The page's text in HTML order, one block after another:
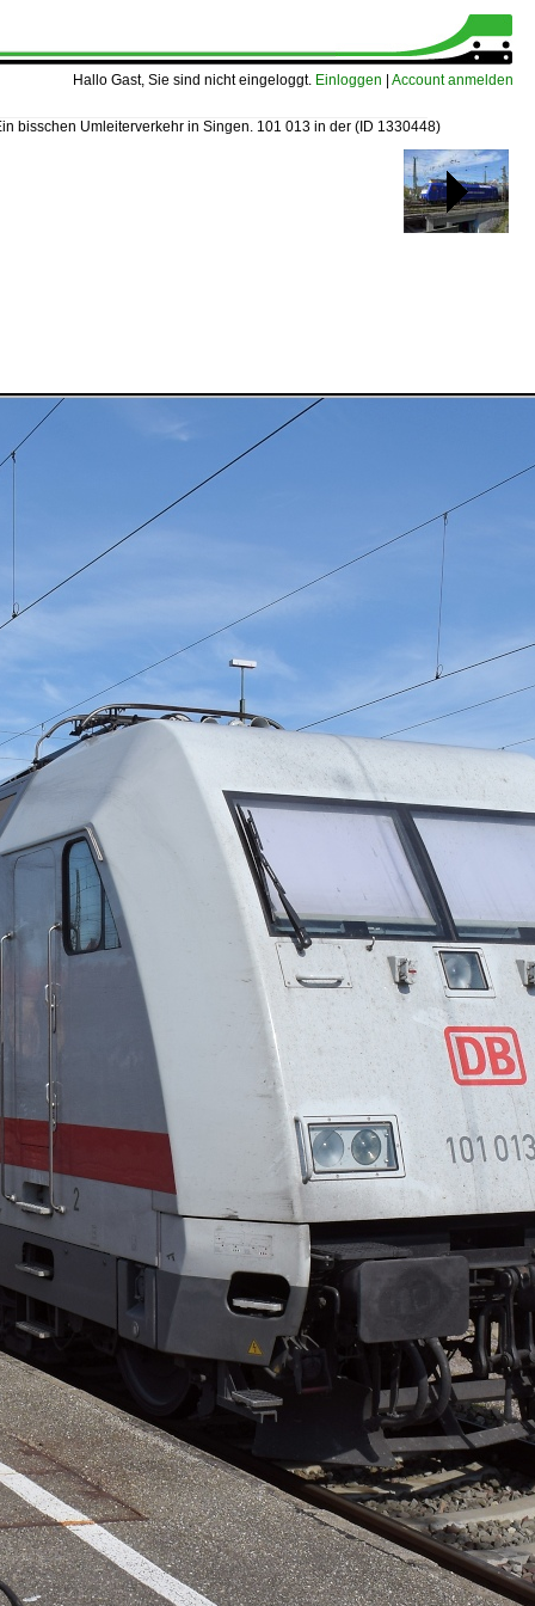
Hallo Gast, Sie sind nicht eingeloggt. Einloggen Account anmelden
bisschen Umleiterverkehr in Singen. 101 013 in der (ID 1330448)